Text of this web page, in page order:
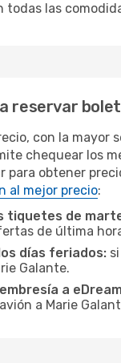
todas las
reservar
con la mayor
chequear los
para obtener
al mejor precio:
tiquetes de
de última
días feriados:
Galante.
a
a Marie